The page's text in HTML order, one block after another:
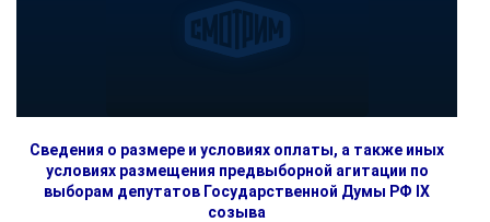
Сведения о размере и условиях оплаты, а также иных
условиях размещения предвыборной агитации по
выборам депутатов Государственной Думы РФ IX
созыва